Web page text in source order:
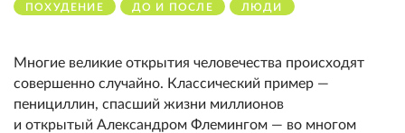
ПОХУДЕНИЕ ДО И ПОСЛЕ ЛЮДИ
Многие великие открытия человечества происходят
совершенно случайно. Классический пример —
пенициллин, спасший жизни миллионов
и открытый Александром Флемингом — во многом